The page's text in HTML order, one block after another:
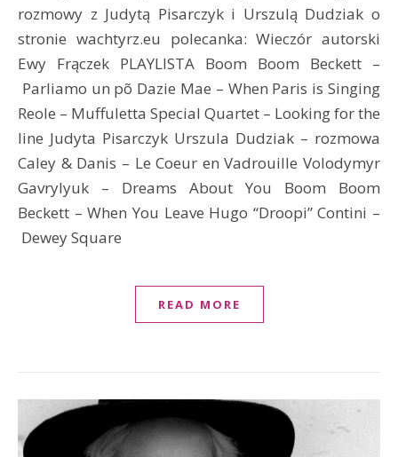
rozmowy z Judytą Pisarczyk i Urszulą Dudziak o
stronie wachtyrz.eu polecanka: Wieczór autorski
Ewy Frączek PLAYLISTA Boom Boom Beckett –
Parliamo un põ Dazie Mae – When Paris is Singing
Reole – Muffuletta Special Quartet – Looking for the
line Judyta Pisarczyk Urszula Dudziak – rozmowa
Caley & Danis – Le Coeur en Vadrouille Volodymyr
Gavrylyuk – Dreams About You Boom Boom
Beckett – When You Leave Hugo “Droopi” Contini –
Dewey Square
READ MORE